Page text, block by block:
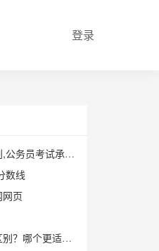
登录
考试承认学历吗
数线
页
合在职人士报考？